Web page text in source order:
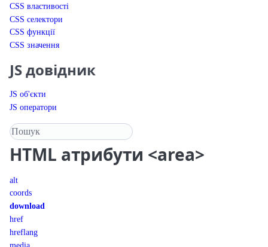
CSS властивості
CSS селектори
CSS функції
CSS значення
JS довідник
JS об'єкти
JS оператори
Пошук у довіднику
HTML атрибути <area>
alt
coords
download
href
hreflang
media